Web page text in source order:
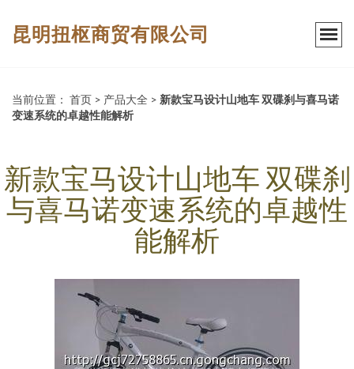
昆明扭枢商贸有限公司
当前位置： 首页 > 产品大全 > 新款宝马设计山地车 双碟刹与喜马诺
变速系统的卓越性能解析
新款宝马设计山地车 双碟刹
与喜马诺变速系统的卓越性
能解析